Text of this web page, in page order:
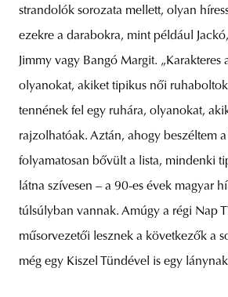
strandolók sorozata mellett, olyan
ezekre a darabokra, mint például
Jimmy vagy Bangó Margit. „Karakteres
olyanokat, akiket tipikus női
tennének fel egy ruhára, olyanokat,
rajzolhatóak. Aztán, ahogy beszéltem
folyamatosan bővült a lista, mindenki
látna szívesen – a 90-es évek magyar
túlsúlyban vannak. Amúgy a régi Nap
műsorvezetői lesznek a következők a
még egy Kiszel Tündével is egy